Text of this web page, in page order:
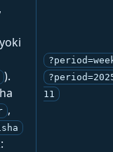
,
yoki
).
,
11